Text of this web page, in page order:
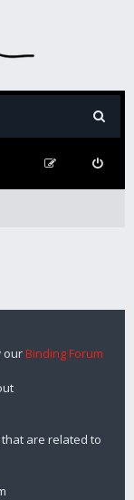
ourBinding Forum
are related to